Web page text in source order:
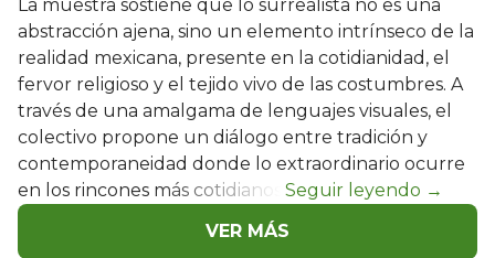
La muestra sostiene que lo surrealista no es una
abstracción ajena, sino un elemento intrínseco de la
realidad mexicana, presente en la cotidianidad, el
fervor religioso y el tejido vivo de las costumbres. A
través de una amalgama de lenguajes visuales, el
colectivo propone un diálogo entre tradición y
contemporaneidad donde lo extraordinario ocurre
en los rincones más cotidianos.
VER MÁS